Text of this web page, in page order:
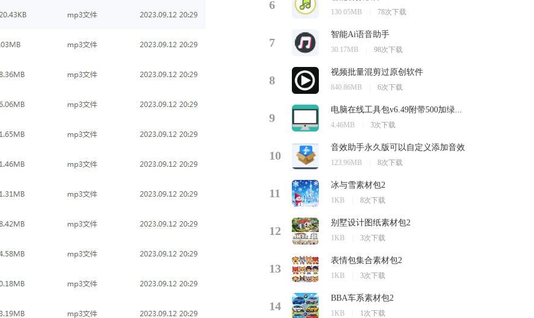
6
130.05MB 78次下载
7
智能Ai语音助手
30.17MB 98次下载
8
视频批量混剪过原创软件
840.86MB 6次下载
9
电脑在线工具包v6.49附带500加绿...
4.46MB 3次下载
10
音效助手永久版可以自定义添加音效
123.96MB 8次下载
11
冰与雪素材包2
1KB 8次下载
12
别墅设计图纸素材包2
1KB 3次下载
13
表情包集合素材包2
1KB 3次下载
14
BBA车系素材包2
1KB 1次下载